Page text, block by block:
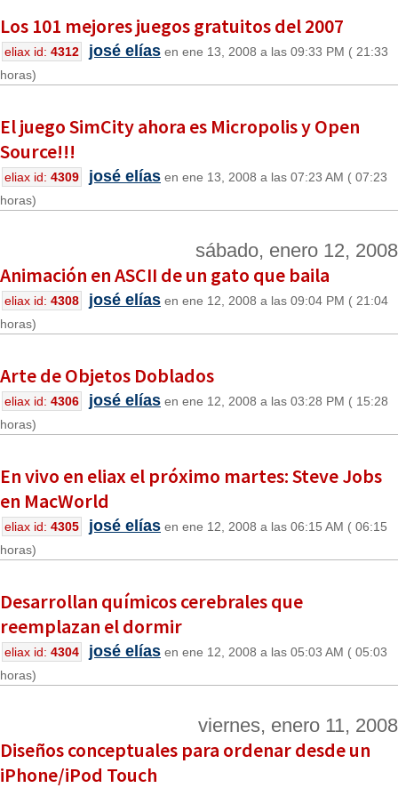
Los 101 mejores juegos gratuitos del 2007
eliax id: 4312 josé elías en ene 13, 2008 a las 09:33 PM ( 21:33
horas)
El juego SimCity ahora es Micropolis y Open
Source!!!
eliax id: 4309 josé elías en ene 13, 2008 a las 07:23 AM ( 07:23
horas)
sábado, enero 12, 2008
Animación en ASCII de un gato que baila
eliax id: 4308 josé elías en ene 12, 2008 a las 09:04 PM ( 21:04
horas)
Arte de Objetos Doblados
eliax id: 4306 josé elías en ene 12, 2008 a las 03:28 PM ( 15:28
horas)
En vivo en eliax el próximo martes: Steve Jobs
en MacWorld
eliax id: 4305 josé elías en ene 12, 2008 a las 06:15 AM ( 06:15
horas)
Desarrollan químicos cerebrales que
reemplazan el dormir
eliax id: 4304 josé elías en ene 12, 2008 a las 05:03 AM ( 05:03
horas)
viernes, enero 11, 2008
Diseños conceptuales para ordenar desde un
iPhone/iPod Touch